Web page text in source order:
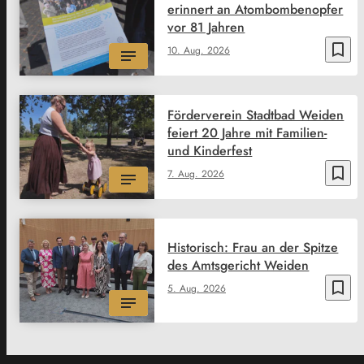
bookmark_border
10. Aug. 2026
erinnert an Atombombenopfer
vor 81 Jahren
bookmark_border
7. Aug. 2026
Förderverein Stadtbad Weiden
feiert 20 Jahre mit Familien-
und Kinderfest
bookmark_border
5. Aug. 2026
Historisch: Frau an der Spitze
des Amtsgericht Weiden